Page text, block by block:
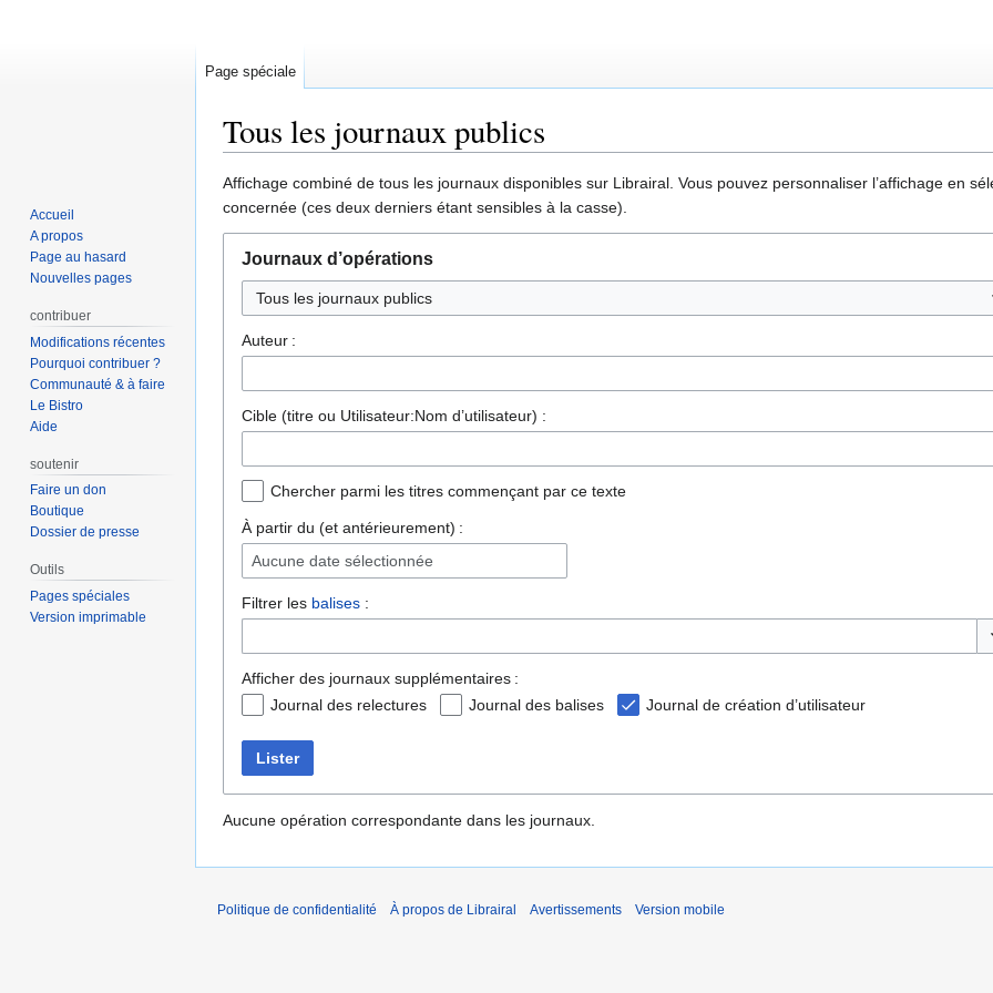
Tous les journaux publics
Aller
à
la
navigation
Aller
à
la
recherche
Affichage combiné de tous les journaux disponibles sur Librairal. Vous pouvez personnaliser l’affichage en
concernée (ces deux derniers étant sensibles à la casse).
Journaux d’opérations
Tous les journaux publics
Auteur :
Cible (titre ou Utilisateur:Nom d’utilisateur) :
Chercher parmi les titres commençant par ce texte
À partir du (et antérieurement) :
Aucune date sélectionnée
Filtrer les balises :
Afficher des journaux supplémentaires :
Journal des relectures
Journal des balises Journal de création d’utilisateur
Lister
Aucune opération correspondante dans les journaux.
Page spéciale
Accueil
A propos
Page au hasard
Nouvelles pages
contribuer
Modifications récentes
Pourquoi contribuer ?
Communauté & à faire
Le Bistro
Aide
soutenir
Faire un don
Boutique
Dossier de presse
Outils
Pages spéciales
Version imprimable
Politique de confidentialité À propos de Librairal Avertissements Version mobile